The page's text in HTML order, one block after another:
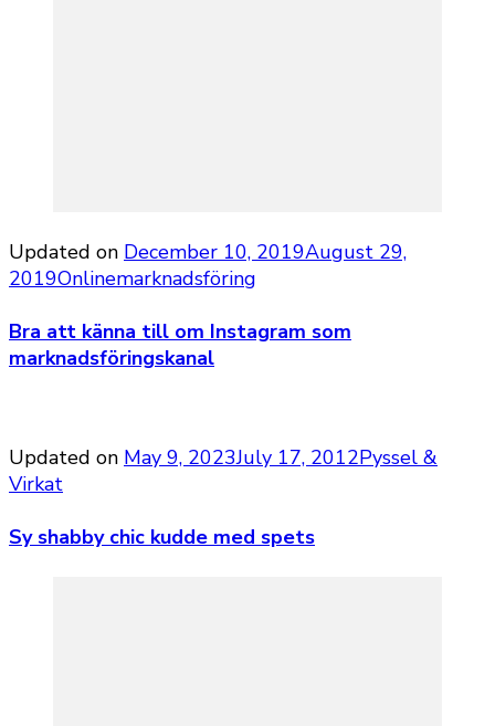
Updated on December 10, 2019August 29,
2019Onlinemarknadsföring
Bra att känna till om Instagram som
marknadsföringskanal
Updated on May 9, 2023July 17, 2012Pyssel &
Virkat
Sy shabby chic kudde med spets